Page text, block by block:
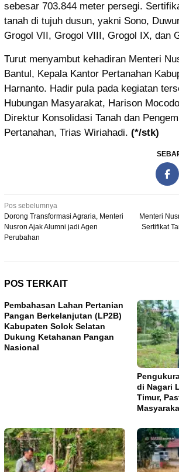
sebesar 703.844 meter persegi.
tanah di tujuh dusun, yakni Sono,
Grogol VII, Grogol VIII, Grogol IX, dan
Turut menyambut kehadiran Menteri
Bantul, Kepala Kantor Pertanahan
Harnanto. Hadir pula pada kegiatan
Hubungan Masyarakat, Harison
Direktur Konsolidasi Tanah dan
Pertanahan, Trias Wiriahadi. (*/stk)
Navigasi
pos
Pos sebelumnya
Dorong Transformasi Agraria, Menteri
Nusron Ajak Alumni jadi Agen
Perubahan
Menteri
Sertifikat
POS TERKAIT
Pembahasan Lahan Pertanian
Pangan Berkelanjutan (LP2B)
Kabupaten Solok Selatan
Dukung Ketahanan Pangan
Nasional
di Nagari
Timur,